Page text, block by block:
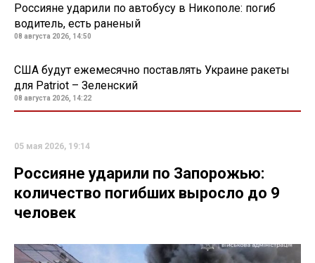
Россияне ударили по автобусу в Никополе: погиб
водитель, есть раненый
08 августа 2026, 14:50
США будут ежемесячно поставлять Украине ракеты
для Patriot – Зеленский
08 августа 2026, 14:22
05 мая 2026, 19:14
Россияне ударили по Запорожью:
количество погибших выросло до 9
человек